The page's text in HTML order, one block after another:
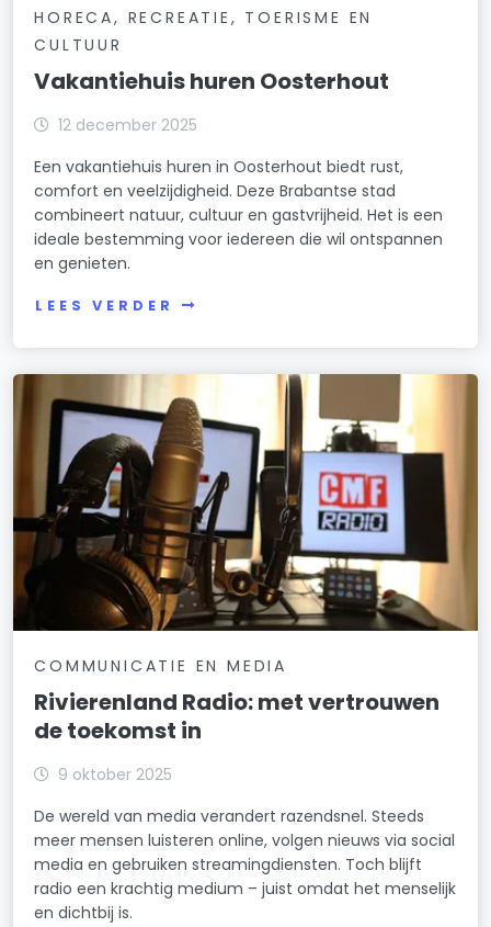
HORECA, RECREATIE, TOERISME EN
CULTUUR
Vakantiehuis huren Oosterhout
12 december 2025
Een vakantiehuis huren in Oosterhout biedt rust,
comfort en veelzijdigheid. Deze Brabantse stad
combineert natuur, cultuur en gastvrijheid. Het is een
ideale bestemming voor iedereen die wil ontspannen
en genieten.
LEES VERDER
COMMUNICATIE EN MEDIA
Rivierenland Radio: met vertrouwen
de toekomst in
9 oktober 2025
De wereld van media verandert razendsnel. Steeds
meer mensen luisteren online, volgen nieuws via social
media en gebruiken streamingdiensten. Toch blijft
radio een krachtig medium – juist omdat het menselijk
en dichtbij is.